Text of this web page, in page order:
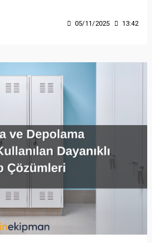
05/11/2025 13:42